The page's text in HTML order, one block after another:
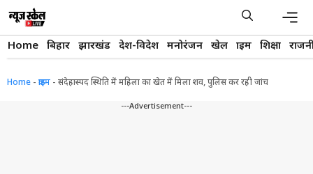
content
Home बिहार झारखंड देश-विदेश मनोरंजन खेल क्राइम शिक्षा
Home - क्राइम - संदेहास्पद स्थिति में महिला का खेत में मिला शव, पुलिस कर रही जांच
---Advertisement---